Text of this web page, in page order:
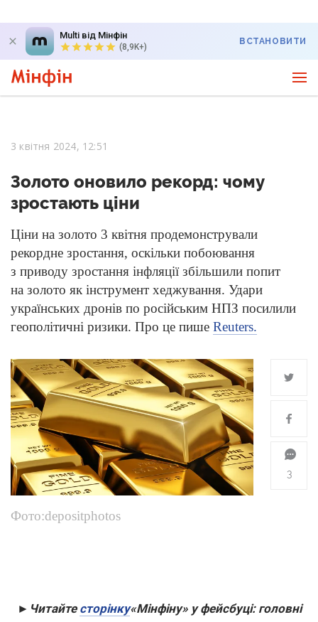
Multi від Мінфін
(8,9K+)
ВСТАНОВИТИ
3 квітня 2024, 12:51
Золото оновило рекорд: чому
зростають ціни
Ціни на золото 3 квітня продемонстрували
рекордне зростання, оскільки побоювання
з приводу зростання інфляції збільшили попит
на золото як інструмент хеджування. Удари
українських дронів по російським НПЗ посилили
геополітичні ризики. Про це пише Reuters.
Фото:depositphotos
3
►Читайте сторінку«Мінфіну» у фейсбуці: головні